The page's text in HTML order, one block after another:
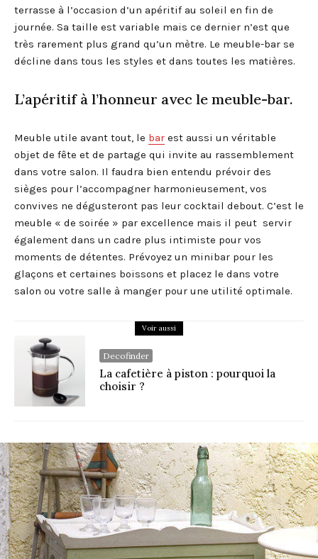
terrasse à l’occasion d’un apéritif au soleil en fin de
journée. Sa taille est variable mais ce dernier n’est que
très rarement plus grand qu’un mètre. Le meuble-bar se
décline dans tous les styles et dans toutes les matières.
L’apéritif à l’honneur avec le meuble-bar.
Meuble utile avant tout, le bar est aussi un véritable
objet de fête et de partage qui invite au rassemblement
dans votre salon. Il faudra bien entendu prévoir des
sièges pour l’accompagner harmonieusement, vos
convives ne dégusteront pas leur cocktail debout. C’est le
meuble « de soirée » par excellence mais il peut servir
également dans un cadre plus intimiste pour vos
moments de détentes. Prévoyez un minibar pour les
glaçons et certaines boissons et placez le dans votre
salon ou votre salle à manger pour une utilité optimale.
Voir aussi
Decofinder
La cafetière à piston : pourquoi la
choisir ?